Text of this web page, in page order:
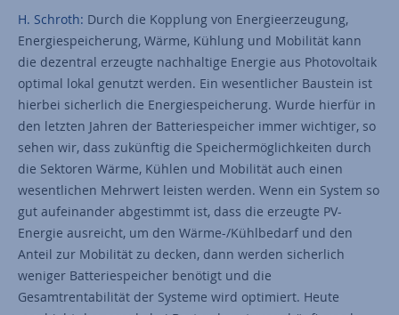
H. Schroth: Durch die Kopplung von Energieerzeugung,
Energiespeicherung, Wärme, Kühlung und Mobilität kann
die dezentral erzeugte nachhaltige Energie aus Photovoltaik
optimal lokal genutzt werden. Ein wesentlicher Baustein ist
hierbei sicherlich die Energiespeicherung. Wurde hierfür in
den letzten Jahren der Batteriespeicher immer wichtiger, so
sehen wir, dass zukünftig die Speichermöglichkeiten durch
die Sektoren Wärme, Kühlen und Mobilität auch einen
wesentlichen Mehrwert leisten werden. Wenn ein System so
gut aufeinander abgestimmt ist, dass die erzeugte PV-
Energie ausreicht, um den Wärme-/Kühlbedarf und den
Anteil zur Mobilität zu decken, dann werden sicherlich
weniger Batteriespeicher benötigt und die
Gesamtrentabilität der Systeme wird optimiert. Heute